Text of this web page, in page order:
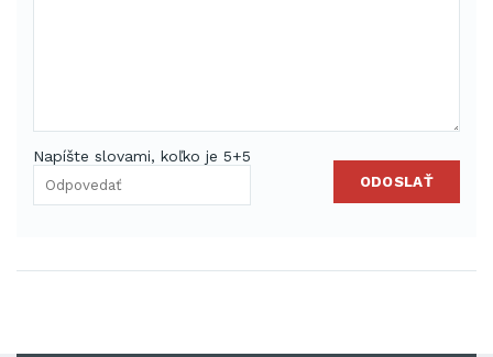
Napíšte slovami, koľko je 5+5
ODOSLAŤ